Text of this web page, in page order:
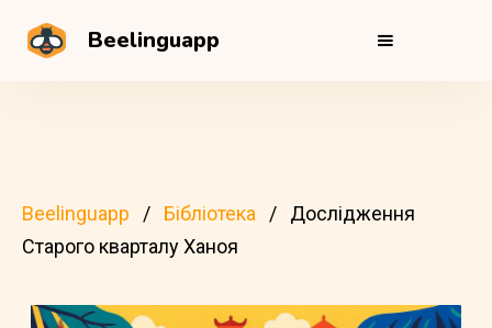
Beelinguapp
Beelinguapp Бібліотека
Дослідження
Старого кварталу Ханоя